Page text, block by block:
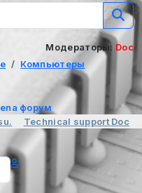
Модераторы: Doc
Компьютеры
форум
Technical support Doc